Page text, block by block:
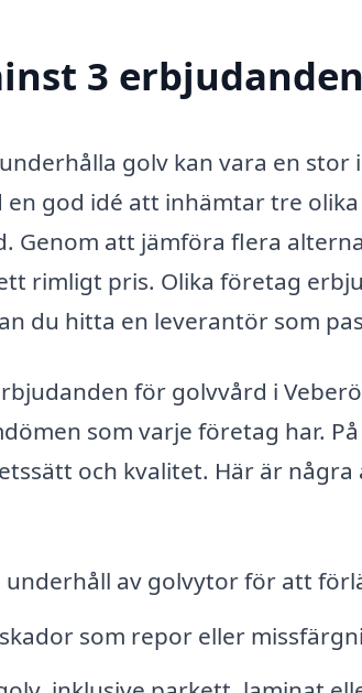
3
golv kan vara en stor
god idé att inhämtar tre
Genom att jämföra flera
rimligt pris. Olika företag
du hitta en leverantör som
för golvvård i
som varje företag har.
och kvalitet. Här är
underhåll av golvytor för att
som repor eller